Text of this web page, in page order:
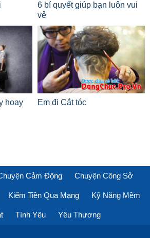
6 bí quyết giúp bạn luôn vui
vẻ
hoay
Em đi Cắt tóc
Cảm Động Chuyện Công Sở
Kiếm Tiền Qua Mạng Kỹ Năng Mềm
Tình Yêu Yêu Thương